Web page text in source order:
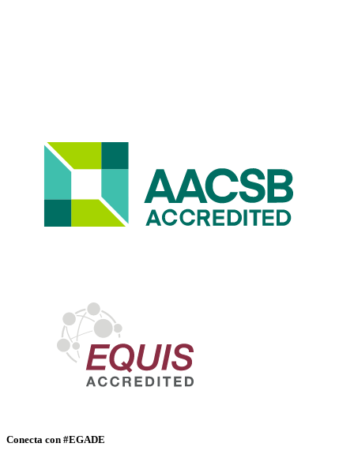
Conecta con #EGADE